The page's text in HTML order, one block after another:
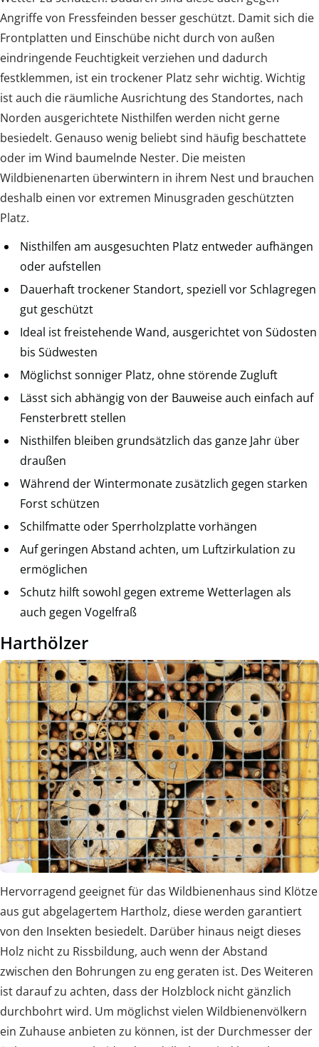
Angriffe von Fressfeinden besser geschützt. Damit sich die
Frontplatten und Einschübe nicht durch von außen
eindringende Feuchtigkeit verziehen und dadurch
festklemmen, ist ein trockener Platz sehr wichtig. Wichtig
ist auch die räumliche Ausrichtung des Standortes, nach
Norden ausgerichtete Nisthilfen werden nicht gerne
besiedelt. Genauso wenig beliebt sind häufig beschattete
oder im Wind baumelnde Nester. Die meisten
Wildbienenarten überwintern in ihrem Nest und brauchen
deshalb einen vor extremen Minusgraden geschützten
Platz.
Nisthilfen am ausgesuchten Platz entweder aufhängen
oder aufstellen
Dauerhaft trockener Standort, speziell vor Schlagregen
gut geschützt
Ideal ist freistehende Wand, ausgerichtet von Südosten
bis Südwesten
Möglichst sonniger Platz, ohne störende Zugluft
Lässt sich abhängig von der Bauweise auch einfach auf
Fensterbrett stellen
Nisthilfen bleiben grundsätzlich das ganze Jahr über
draußen
Während der Wintermonate zusätzlich gegen starken
Forst schützen
Schilfmatte oder Sperrholzplatte vorhängen
Auf geringen Abstand achten, um Luftzirkulation zu
ermöglichen
Schutz hilft sowohl gegen extreme Wetterlagen als
auch gegen Vogelfraß
Harthölzer
Hervorragend geeignet für das Wildbienenhaus sind Klötze
aus gut abgelagertem Hartholz, diese werden garantiert
von den Insekten besiedelt. Darüber hinaus neigt dieses
Holz nicht zu Rissbildung, auch wenn der Abstand
zwischen den Bohrungen zu eng geraten ist. Des Weiteren
ist darauf zu achten, dass der Holzblock nicht gänzlich
durchbohrt wird. Um möglichst vielen Wildbienenvölkern
ein Zuhause anbieten zu können, ist der Durchmesser der